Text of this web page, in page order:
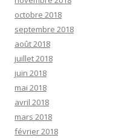
octobre 2018
septembre 2018
août 2018
juillet 2018
juin 2018
mai 2018
avril 2018
mars 2018
février 2018